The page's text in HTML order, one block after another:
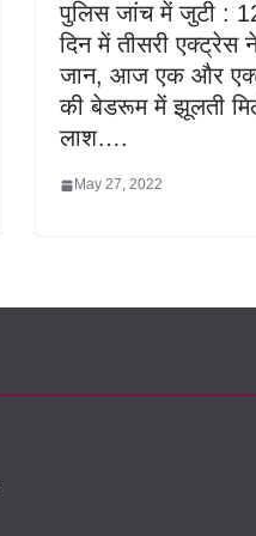
पुलिस जांच में जुटी :
दिन में तीसरी एक्ट्रेस
जान, आज एक और
की बेडरूम में झूलती
लाश….
May 27, 2022